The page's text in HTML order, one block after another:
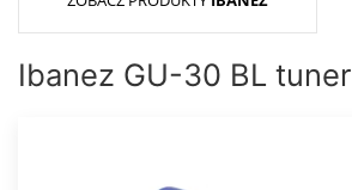
Ibanez GU-30 BL tuner